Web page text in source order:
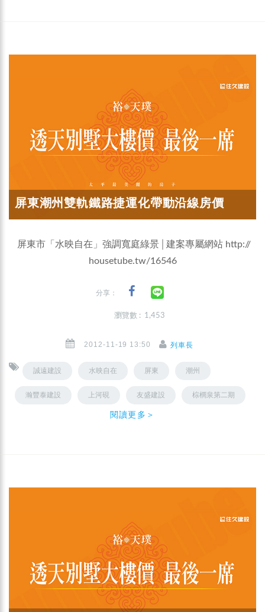
屏東潮州雙軌鐵路捷運化帶動沿線房價
屏東市「水映自在」強調寬庭綠景│建案專屬網站 http://
housetube.tw/16546
分享：
瀏覽數 : 1,453
2012-11-19 13:50 列車長
誠遠建設 水映自在 屏東 潮州
瀚豐泰建設 上河硯 友盛建設 棕櫚泉第二期
閱讀更多＞